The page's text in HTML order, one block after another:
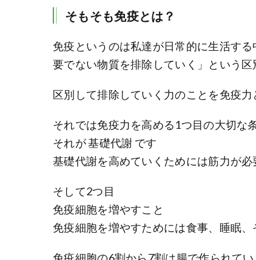
そもそも免疫とは？
免疫というのは私達が日常的に生活す
要でない物質を排除していく」という区
区別して排除していく力のことを免疫力
それでは免疫力を高める1つ目の大切な
それが 基礎代謝 です
基礎代謝を高めていくためには筋力が必
そして2つ目
免疫細胞を増やすこと
免疫細胞を増やすためには食事、睡眠、